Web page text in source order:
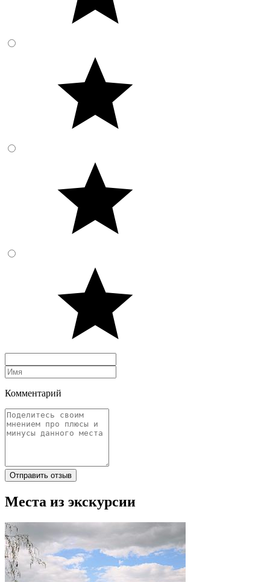
Комментарий
Отправить отзыв
Места из экскурсии